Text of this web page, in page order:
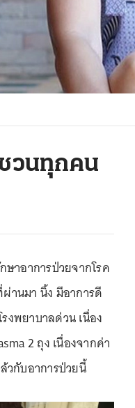
วนทุกคน
ษาอาการป่วยจากโรค
านมา นิ้ง มีอาการดี
งพยาบาลด่วน เนื่อง
2 ถุง เนื่องจากค่า
วกับอาการป่วยนี้